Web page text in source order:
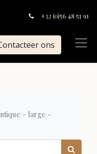
+32 (0)56 48 51 91
ons
- large -